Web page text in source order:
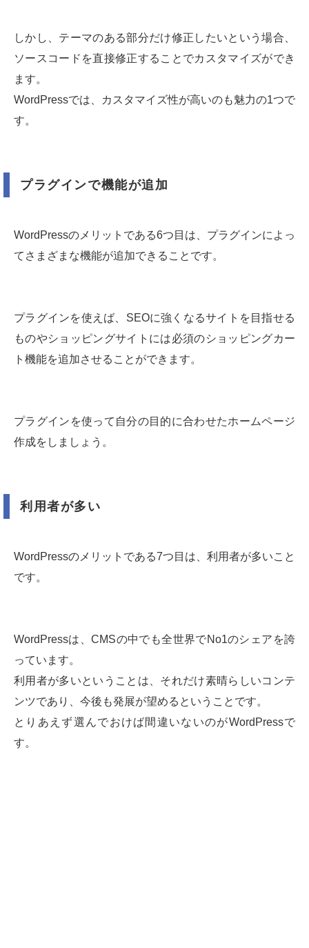
しかし、テーマのある部分だけ修正したいという場合、
ソースコードを直接修正することでカスタマイズができ
ます。
WordPressでは、カスタマイズ性が高いのも魅力の1つで
す。
プラグインで機能が追加
WordPressのメリットである6つ目は、プラグインによっ
てさまざまな機能が追加できることです。
プラグインを使えば、SEOに強くなるサイトを目指せる
ものやショッピングサイトには必須のショッピングカー
ト機能を追加させることができます。
プラグインを使って自分の目的に合わせたホームページ
作成をしましょう。
利用者が多い
WordPressのメリットである7つ目は、利用者が多いこと
です。
WordPressは、CMSの中でも全世界でNo1のシェアを誇
っています。
利用者が多いということは、それだけ素晴らしいコンテ
ンツであり、今後も発展が望めるということです。
とりあえず選んでおけば間違いないのがWordPressで
す。